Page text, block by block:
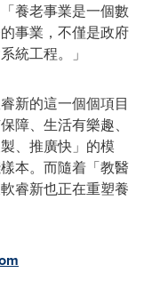
養老事業是一個數
事業，不僅是政府
統工程。」
新的這一個個項目
障、生活有樂趣、
、推廣快」的模
本。而隨着「教醫
睿新也正在重塑養